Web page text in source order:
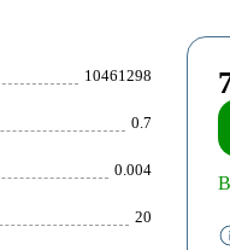
10461298
0.7
0.004
20